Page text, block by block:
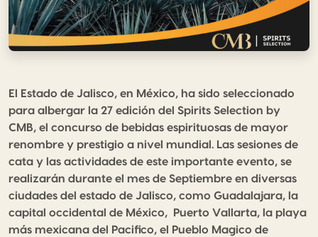
El Estado de Jalisco, en México, ha sido seleccionado
para albergar la 27 edición del Spirits Selection by
CMB, el concurso de bebidas espirituosas de mayor
renombre y prestigio a nivel mundial. Las sesiones de
cata y las actividades de este importante evento, se
realizarán durante el mes de Septiembre en diversas
ciudades del estado de Jalisco, como Guadalajara, la
capital occidental de México, Puerto Vallarta, la playa
más mexicana del Pacifico, el Pueblo Magico de